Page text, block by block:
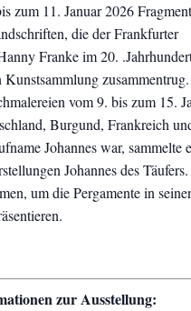
zum 11. Januar 2026
die der Frankfurter
Franke im 20.
Kunstsammlung
vom 9. bis zum 15.
Burgund, Frankreich
Johannes war, sammelte
Johannes des
um die Pergamente in
zur Ausstellung: